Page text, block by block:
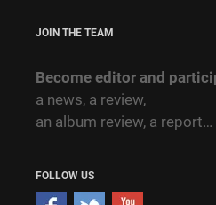
JOIN THE TEAM
Become editor and
a news, a review,
an album review, a report…
FOLLOW US